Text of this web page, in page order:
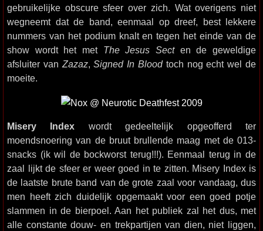
gebruikelijke obscure sfeer over zich. Wat overigens niet
wegneemt dat de band, eenmaal op dreef, best lekkere
nummers van het podium knalt en tegen het einde van de
show wordt het met The Jesus Secten de geweldige
afsluiter van Zazaz,Signed In Bloodtoch nog echt wel de
moeite.
Misery Index wordt gedeeltelijk opgeofferd ter
moendsnoering van de bruut brullende maag met de 013-
snacks (ik wil de bockworst terug!!!). Eenmaal terug in de
zaal lijkt de sfeer er weer goed in te zitten. Misery Index is
de laatste brute band van de grote zaal voor vandaag, dus
men heeft zich duidelijk opgemaakt voor een goed potje
slammen in de bierpoel. Aan het publiek zal het dus, met
alle constante douw- en trekpartijen van dien, niet liggen,